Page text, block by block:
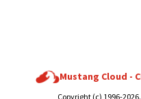
Mustang Cloud -
Copyright (c) 1996-